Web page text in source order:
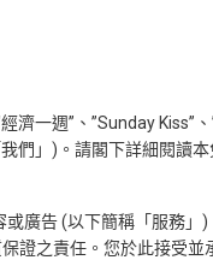
經濟一週”、”Sunday Kiss”
們」)。請閣下詳細閱讀
廣告 (以下簡稱「服務」
證之責任。您於此接受並